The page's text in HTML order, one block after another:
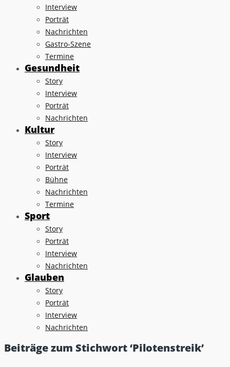
Interview
Porträt
Nachrichten
Gastro-Szene
Termine
Gesundheit
Story
Interview
Porträt
Nachrichten
Kultur
Story
Interview
Porträt
Bühne
Nachrichten
Termine
Sport
Story
Porträt
Interview
Nachrichten
Glauben
Story
Porträt
Interview
Nachrichten
Beiträge zum Stichwort ‘Pilotenstreik’